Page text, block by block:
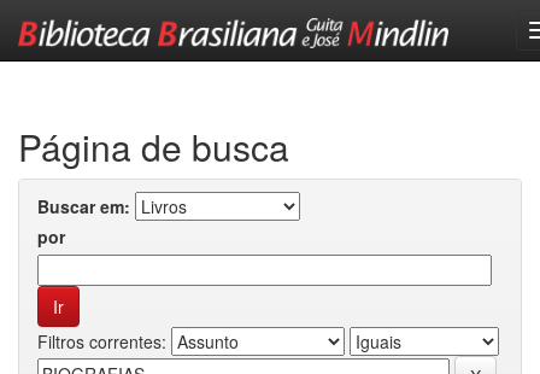
Página de busca
Buscar em:
por
Filtros correntes: